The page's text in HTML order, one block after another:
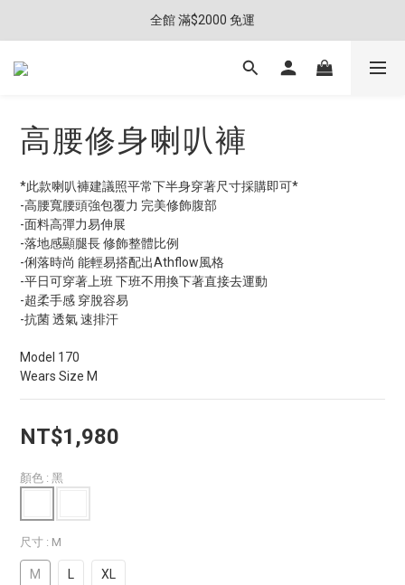
全館 滿$2000 免運
高腰修身喇叭褲
*此款喇叭褲建議照平常下半身穿著尺寸採購即可*
-高腰寬腰頭強包覆力 完美修飾腹部
-面料高彈力易伸展
-落地感顯腿長 修飾整體比例
-俐落時尚 能輕易搭配出Athflow風格
-平日可穿著上班 下班不用換下著直接去運動
-超柔手感 穿脫容易
-抗菌 透氣 速排汗
Model 170
Wears Size M
NT$1,980
顏色 : 黑
尺寸 : M
M XL